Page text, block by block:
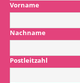
Vorname
Nachname
Postleitzahl